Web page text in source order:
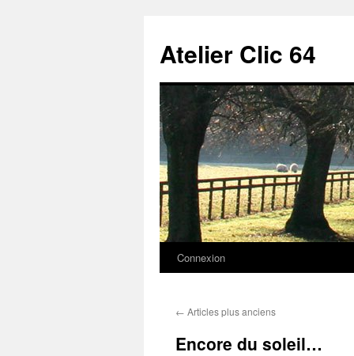
contenu
Atelier Clic 64
Connexion
← Articles plus anciens
Encore du soleil…